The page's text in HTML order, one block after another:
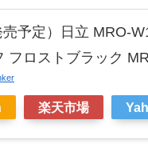
予定）日立 MRO-
フロストブラック
楽天市場